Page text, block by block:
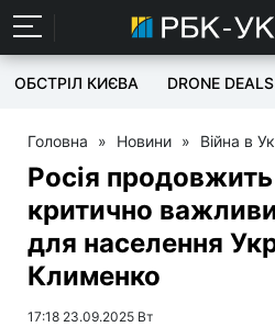
ОБСТРІЛ КИЄВА DRONE DEALS
Головна » Новини » Війна в
Росія
критично
для населення
Клименко
17:18 23.09.2025 Вт